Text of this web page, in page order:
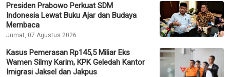
Presiden Prabowo Perkuat SDM
Indonesia Lewat Buku Ajar dan Budaya
Membaca
Jumat, 07 Agustus 2026
Kasus Pemerasan Rp145,5 Miliar Eks
Wamen Silmy Karim, KPK Geledah Kantor
Imigrasi Jaksel dan Jakpus